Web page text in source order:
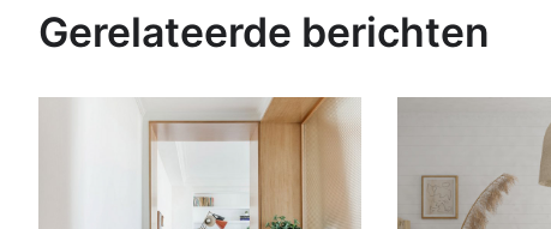
Gerelateerde berichten